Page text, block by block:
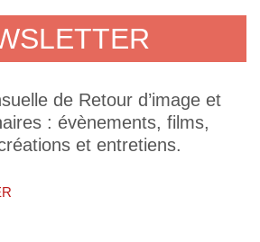
de Retour d’image et
: évènements, films,
et entretiens.